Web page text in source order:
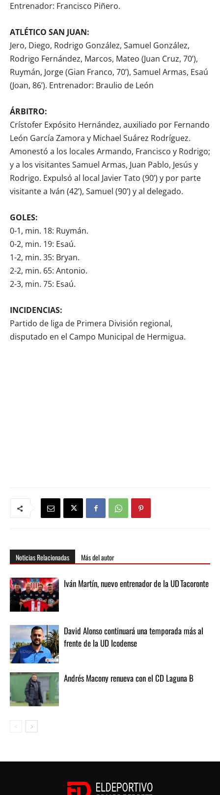
Entrenador: Francisco Piñero.
ATLÉTICO SAN JUAN:
Jero, Diego, Rodrigo González, Samuel González,
Rodrigo Fernández, Marcos, Mateo (Juan Cruz, 70’),
Ruymán, Jorge (Gian Franco, 70’), Samuel Armas, Esaú
(Joan, 86’). Entrenador: Braulio de León
ÁRBITRO:
Crístofer Expósito Hernández, auxiliado por Fernando
León García Zamora y Michael Suárez Rodríguez.
Amonestó a los locales Armando, Francisco y Rodrigo;
y a los visitantes Samuel Armas, Juan Pablo, Jesús y
Rodrigo. Expulsó al local Javier Tato (90’) y por parte
visitante a Iván (42’), Samuel (90’) y al delegado.
GOLES:
0-1, min. 18: Ruymán.
0-2, min. 19: Esaú.
1-2, min. 35: Bryan.
2-2, min. 65: Antonio.
2-3, min. 75: Esaú.
INCIDENCIAS:
Partido de liga de Primera División regional,
disputado en el Campo Municipal de Hermigua.
Noticias Relacionadas Más del autor
Iván Martín, nuevo entrenador de la UD Tacoronte
David Alonso continuará una temporada más al
frente de la UD Icodense
Andrés Macony renueva con el CD Laguna B